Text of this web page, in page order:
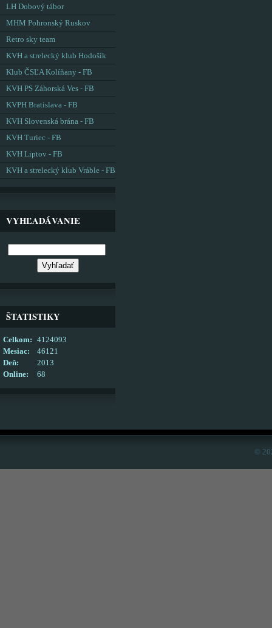
LH Dobový tábor
MHM Pohronský Ruskov
Retro sky team
KVH a strelecký klub Hodošík
Klub ČSĽA Kolíňany - FB
KVH PS Záhorská Ves - FB
KVPH Bratislava - FB
KVH Slovenská brána - FB
KVH Turiec - FB
KVH Liptov - FB
KVH a strelecký klub Vráble - FB
VYHĽADÁVANIE
ŠTATISTIKY
Online: 68
Celkom:
4124093
Mesiac:
46121
Deň:
2013
©